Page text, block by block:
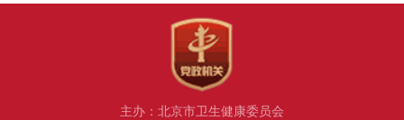
主办：北京市卫生健康委员会